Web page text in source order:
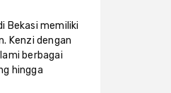
Bekasi memiliki
Kenzi dengan
berbagai
hingga